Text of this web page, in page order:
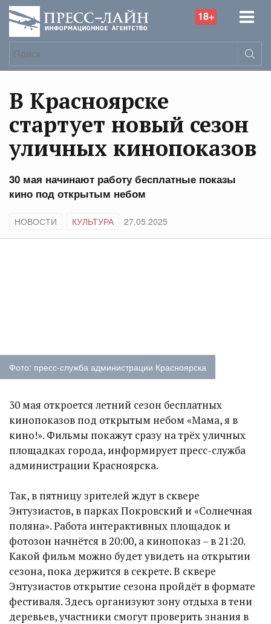
18+
В Красноярске
стартует новый сезон
уличных кинопоказов
30 мая начинают работу бесплатные показы
кино под открытым небом
НОВОСТИ КУЛЬТУРА 27.05.2025
Фото: пресс-служба администрации Красноярска
30 мая откроется летний сезон бесплатных
кинопоказов под открытым небом «Мама, я в
кино!». Фильмы покажут сразу на трёх уличных
площадках города, информирует пресс-служба
администрации Красноярска.
Так, в пятницу зрителей ждут в сквере
Энтузиастов, в парках Покровский и «Солнечная
поляна». Работа интерактивных площадок и
фотозон начнётся в 20:00, а кинопоказ – в 21:20.
Какой фильм можно будет увидеть на открытии
сезона, пока держится в секрете. В сквере
Энтузиастов открытие сезона пройдёт в формате
фестиваля. Здесь организуют зону отдыха в тени
деревьев, участники смогут проверить знания в